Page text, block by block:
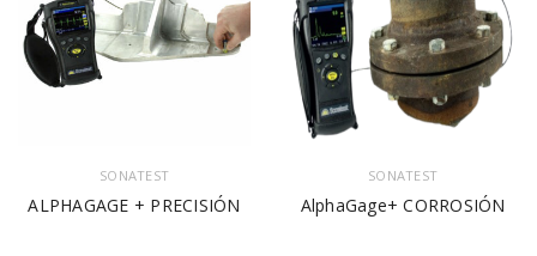
SONATEST
ALPHAGAGE + PRECISIÓN
SONATEST
AlphaGage+ CORROSIÓN